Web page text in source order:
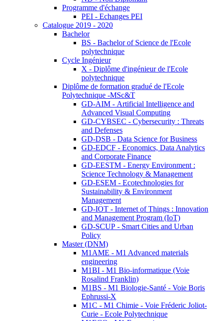
Programme d'échange
PEI - Echanges PEI
Catalogue 2019 - 2020
Bachelor
BS - Bachelor of Science de l'Ecole
polytechnique
Cycle Ingénieur
X - Diplôme d'ingénieur de l'Ecole
polytechnique
Diplôme de formation gradué de l'Ecole
Polytechnique -MSc&T
GD-AIM - Artificial Intelligence and
Advanced Visual Computing
GD-CYBSEC - Cybersecurity : Threats
and Defenses
GD-DSB - Data Science for Business
GD-EDCF - Economics, Data Analytics
and Corporate Finance
GD-EESTM - Energy Environment :
Science Technology & Management
GD-ESEM - Ecotechnologies for
Sustainability & Environment
Management
GD-IOT - Internet of Things : Innovation
and Management Program (IoT)
GD-SCUP - Smart Cities and Urban
Policy
Master (DNM)
M1AME - M1 Advanced materials
engineering
M1BI - M1 Bio-informatique (Voie
Rosalind Franklin)
M1BS - M1 Biologie-Santé - Voie Boris
Ephrussi-X
M1C - M1 Chimie - Voie Fréderic Joliot-
Curie - Ecole Polytechnique